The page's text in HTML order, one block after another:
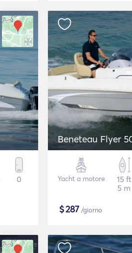
0
Beneteau Flyer
Yacht a motore
15 ft
5 m
$287 /giorno